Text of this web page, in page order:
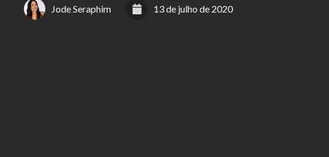
Jode Seraphim 13 de julho de 2020